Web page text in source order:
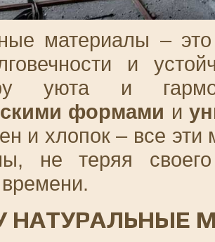
материалы –
и
уюта и
формами и
и хлопок – все
не теряя
НАТУРАЛЬНЫЕ